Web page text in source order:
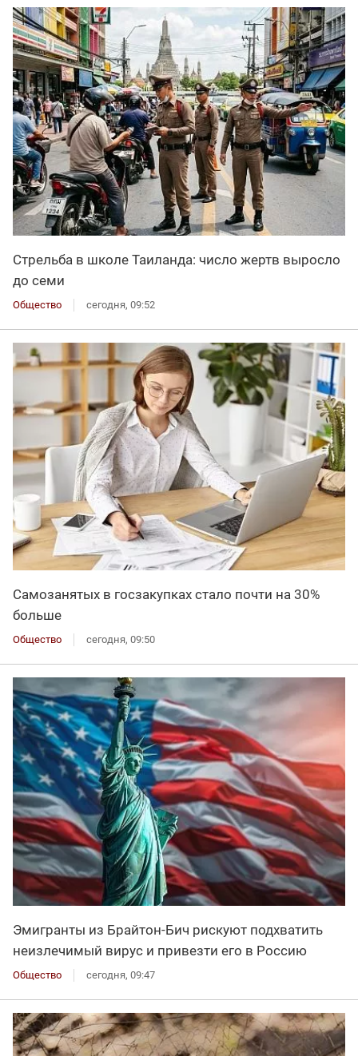
Стрельба в школе Таиланда: число жертв выросло
до семи
Общество сегодня, 09:52
Самозанятых в госзакупках стало почти на 30%
больше
Общество сегодня, 09:50
Эмигранты из Брайтон-Бич рискуют подхватить
неизлечимый вирус и привезти его в Россию
Общество сегодня, 09:47